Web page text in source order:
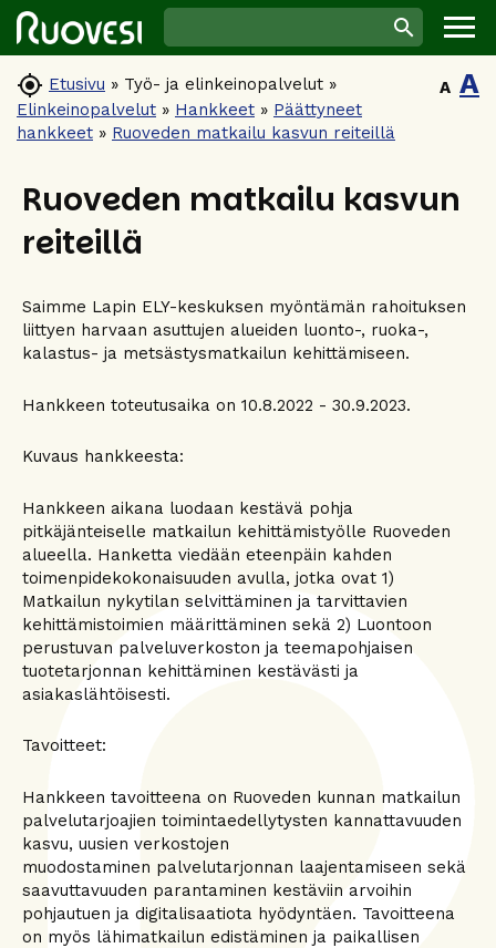
 Etusivu » Työ- ja elinkeinopalvelut »
Elinkeinopalvelut » Hankkeet » Päättyneet
hankkeet » Ruoveden matkailu kasvun reiteillä
A A
Ruoveden matkailu kasvun
reiteillä
Saimme Lapin ELY-keskuksen myöntämän rahoituksen
liittyen harvaan asuttujen alueiden luonto-, ruoka-,
kalastus- ja metsästysmatkailun kehittämiseen.
Hankkeen toteutusaika on 10.8.2022 - 30.9.2023.
Kuvaus hankkeesta:
Hankkeen aikana luodaan kestävä pohja
pitkäjänteiselle matkailun kehittämistyölle Ruoveden
alueella. Hanketta viedään eteenpäin kahden
toimenpidekokonaisuuden avulla, jotka ovat 1)
Matkailun nykytilan selvittäminen ja tarvittavien
kehittämistoimien määrittäminen sekä 2) Luontoon
perustuvan palveluverkoston ja teemapohjaisen
tuotetarjonnan kehittäminen kestävästi ja
asiakaslähtöisesti.
Tavoitteet:
Hankkeen tavoitteena on Ruoveden kunnan matkailun
palvelutarjoajien toimintaedellytysten kannattavuuden
kasvu, uusien verkostojen
muodostaminen palvelutarjonnan laajentamiseen sekä
saavuttavuuden parantaminen kestäviin arvoihin
pohjautuen ja digitalisaatiota hyödyntäen. Tavoitteena
on myös lähimatkailun edistäminen ja paikallisen